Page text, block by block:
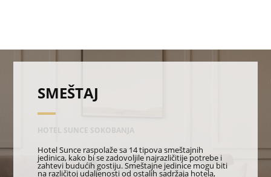
SMEŠTAJ
HOTEL SUNCE SOKOBANJA
Hotel Sunce raspolaže sa 14 tipova smeštajnih
jedinica, kako bi se zadovoljile najrazličitije potrebe i
zahtevi budućih gostiju. Smeštajne jedinice mogu biti
na različitoj udaljenosti od ostalih sadržaja hotela,